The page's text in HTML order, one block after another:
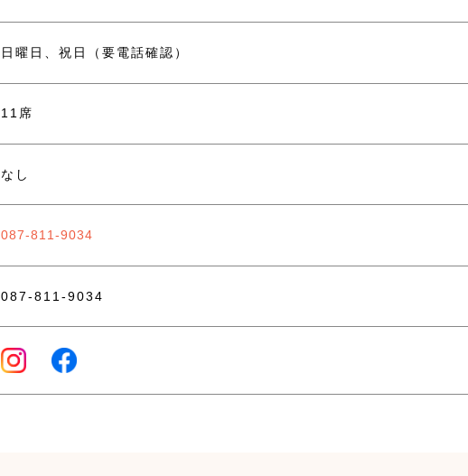
日曜日、祝日（要電話確認）
11席
なし
087-811-9034
087-811-9034